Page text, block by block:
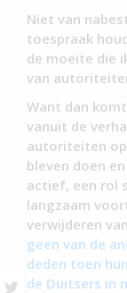
Niet van
toespraak
de moeite die
van
Want dan
vanuit de
autoriteiten
bleven doen
actief, een rol
langzaam
verwijderen
geen van de
deden toen
de Duitsers in